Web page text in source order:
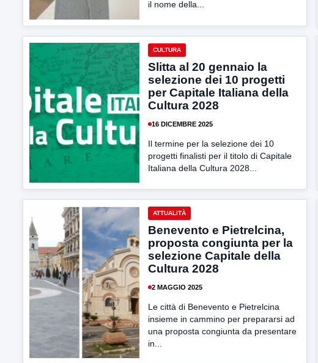
il nome della...
CULTURA
Slitta al 20 gennaio la
selezione dei 10 progetti
per Capitale Italiana della
Cultura 2028
16 DICEMBRE 2025
Il termine per la selezione dei 10
progetti finalisti per il titolo di Capitale
Italiana della Cultura 2028...
ATTUALITÀ
Benevento e Pietrelcina,
proposta congiunta per la
selezione Capitale della
Cultura 2028
2 MAGGIO 2025
Le città di Benevento e Pietrelcina
insieme in cammino per prepararsi ad
una proposta congiunta da presentare
in...